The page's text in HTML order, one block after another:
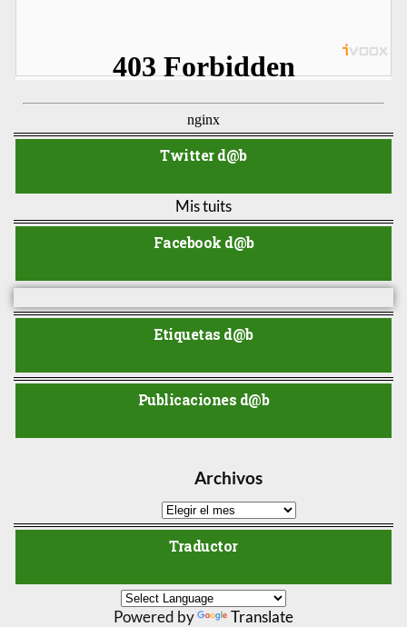
Twitter d@b
Mis tuits
Facebook d@b
Etiquetas d@b
Publicaciones d@b
Archivos
Traductor
Powered by Translate